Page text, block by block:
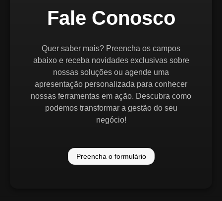
Fale Conosco
Quer saber mais? Preencha os campos
abaixo e receba novidades exclusivas sobre
nossas soluções ou agende uma
apresentação personalizada para conhecer
nossas ferramentas em ação. Descubra como
podemos transformar a gestão do seu
negócio!
Preencha o formulário